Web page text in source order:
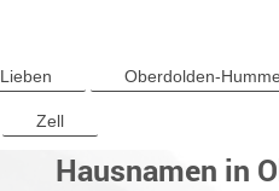
Lieben Oberdolden-
Zell
Hausnamen in